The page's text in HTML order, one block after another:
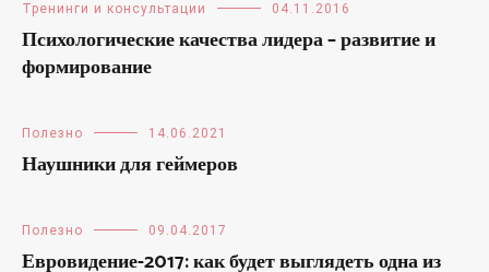
Тренинги и консультации 04.11.2016
Психологические качества лидера – развитие и
формирование
Полезно 14.06.2021
Наушники для геймеров
Полезно 09.04.2017
Евровидение-2017: как будет выглядеть одна из